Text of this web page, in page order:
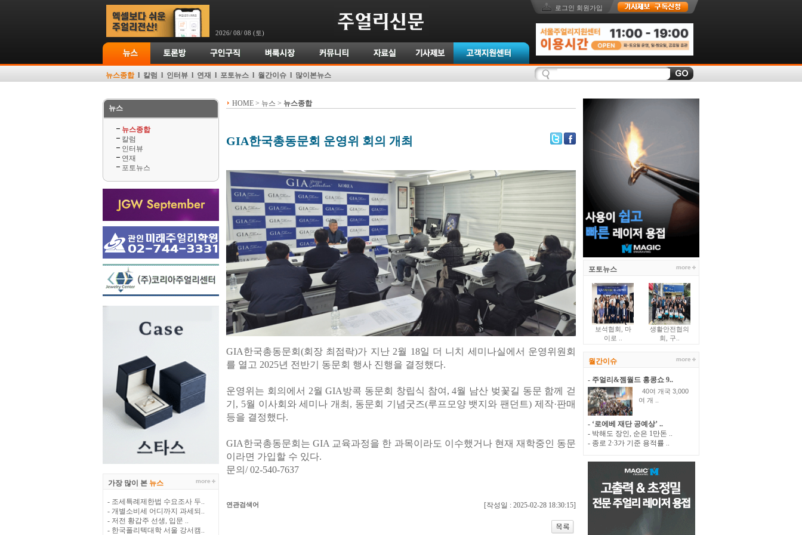
2026/ 08/ 08 (토)
뉴스종합l 칼럼 l 인터뷰 l 연재 l 포토뉴스 l 월간이슈 l 많이본뉴스
로그인 회원가입
뉴스
뉴스종합
칼럼
인터뷰
연재
포토뉴스
가장 많이 본 뉴스
- 조세특례제한법 수요조사 두..
- 개별소비세 어디까지 과세되..
- 저전 황갑주 선생, 입문 ..
- 한국폴리텍대학 서울 강서캠..
HOME > 뉴스 > 뉴스종합
GIA한국총동문회 운영위 회의 개최
GIA한국총동문회(회장 최점락)가 지난 2월 18일 더 니치 세미나실에서 운영위원회
를 열고 2025년 전반기 동문회 행사 진행을 결정했다.
운영위는 회의에서 2월 GIA방콕 동문회 창립식 참여, 4월 남산 벚꽃길 동문 함께 걷
기, 5월 이사회와 세미나 개최, 동문회 기념굿즈(루프모양 뱃지와 팬던트) 제작·판매
등을 결정했다.
GIA한국총동문회는 GIA 교육과정을 한 과목이라도 이수했거나 현재 재학중인 동문
이라면 가입할 수 있다.
문의/ 02-540-7637
연관검색어 [작성일 : 2025-02-28 18:30:15]
포토뉴스
보석협회, 마
이로 ..
생활안전협의
회, 구..
월간이슈
- 주얼리&젬월드 홍콩쇼 9..
40여 개국 3,000
여 개 ..
- ‘로에베 재단 공예상’ ..
- 박해도 장인, 순은 1만돈 ..
- 종로 2·3가 기준 용적률 ..